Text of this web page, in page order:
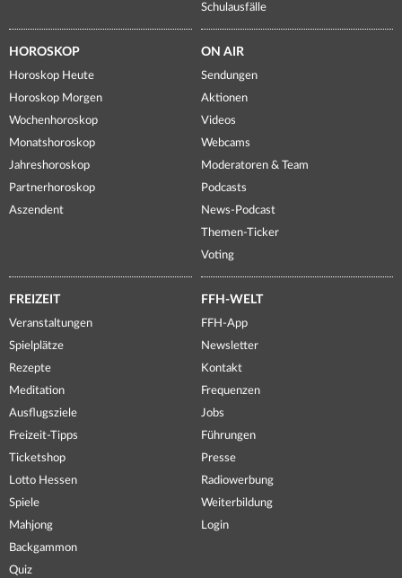
Schulausfälle
HOROSKOP
Horoskop Heute
Horoskop Morgen
Wochenhoroskop
Monatshoroskop
Jahreshoroskop
Partnerhoroskop
Aszendent
ON AIR
Sendungen
Aktionen
Videos
Webcams
Moderatoren & Team
Podcasts
News-Podcast
Themen-Ticker
Voting
FREIZEIT
Veranstaltungen
Spielplätze
Rezepte
Meditation
Ausflugsziele
Freizeit-Tipps
Ticketshop
Lotto Hessen
Spiele
Mahjong
Backgammon
Quiz
FFH-WELT
FFH-App
Newsletter
Kontakt
Frequenzen
Jobs
Führungen
Presse
Radiowerbung
Weiterbildung
Login